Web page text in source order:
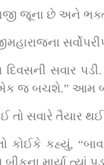
જૂના છે અને
દિવસની સવાર
જ બચશે.” આમ
તો સવારે તૈયાર
કોઈકે કહ્યું,
માર્યા ત્યાં